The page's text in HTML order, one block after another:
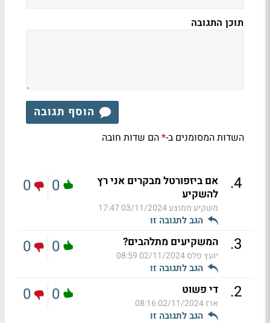
תוכן התגובה
הוסף תגובה
השדות המסומנים ב-*הם שדות חובה
4
.
אם ביזפורטל מבקרים אני רץ
להשקיע
משקיע ממוצע03/11/2024 17:47
הגב לתגובה זו
0
0
3
. המשקיעים מתלהבים?
יועץ פלס02/11/2024 08:59
הגב לתגובה זו
0
0
2
. די פשוט
ארז02/11/2024 08:16
הגב לתגובה זו
0
0